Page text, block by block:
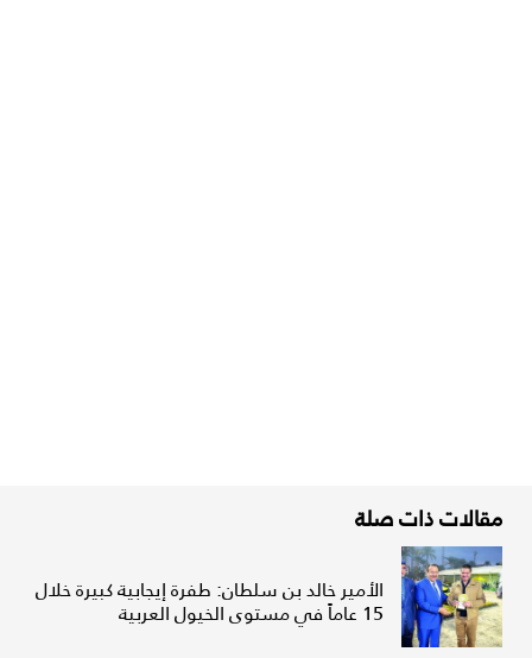
مقالات ذات صلة
الأمير خالد بن سلطان: طفرة إيجابية كبيرة خلال
15 عاماً في مستوى الخيول العربية